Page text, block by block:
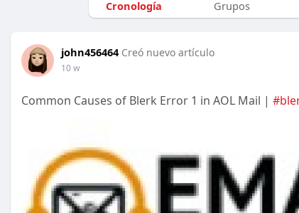
Cronología Grupos
john456464 Creó nuevo artículo
10 w
Common Causes of Blerk Error 1 in AOL Mail |